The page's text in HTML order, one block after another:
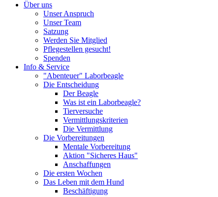
Über uns
Unser Anspruch
Unser Team
Satzung
Werden Sie Mitglied
Pflegestellen gesucht!
Spenden
Info & Service
"Abenteuer" Laborbeagle
Die Entscheidung
Der Beagle
Was ist ein Laborbeagle?
Tierversuche
Vermittlungskriterien
Die Vermittlung
Die Vorbereitungen
Mentale Vorbereitung
Aktion "Sicheres Haus"
Anschaffungen
Die ersten Wochen
Das Leben mit dem Hund
Beschäftigung